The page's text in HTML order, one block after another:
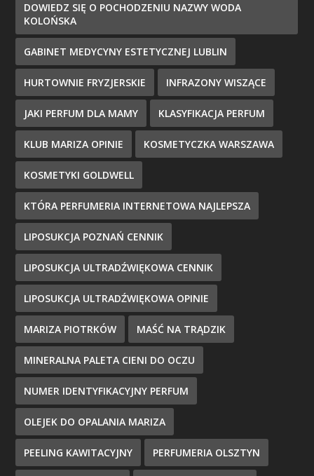
DOWIEDZ SIĘ O POCHODZENIU NAZWY WODA
KOLOŃSKA
GABINET MEDYCYNY ESTETYCZNEJ LUBLIN
HURTOWNIE FRYZJERSKIE INFRAZONY WISZĄCE
JAKI PERFUM DLA MAMY KLASYFIKACJA PERFUM
KLUB MARIZA OPINIE KOSMETYCZKA WARSZAWA
KOSMETYKI GOLDWELL
KTÓRA PERFUMERIA INTERNETOWA NAJLEPSZA
LIPOSUKCJA POZNAŃ CENNIK
LIPOSUKCJA ULTRADŹWIĘKOWA CENNIK
LIPOSUKCJA ULTRADŹWIĘKOWA OPINIE
MARIZA PIOTRKÓW MAŚĆ NA TRĄDZIK
MINERALNA PALETA CIENI DO OCZU
NUMER IDENTYFIKACYJNY PERFUM
OLEJEK DO OPALANIA MARIZA
PEELING KAWITACYJNY PERFUMERIA OLSZTYN